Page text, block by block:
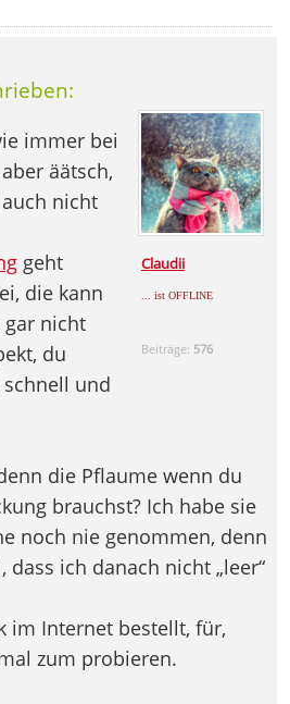
Claudii
... ist OFFLINE
Beiträge: 576
immer bei
äätsch,
nicht
geht
die kann
gar nicht
du
und
die Pflaume wenn du
brauchst? Ich habe sie
noch nie genommen, denn
dass ich danach nicht „leer“
im Internet bestellt, für,
zum probieren.